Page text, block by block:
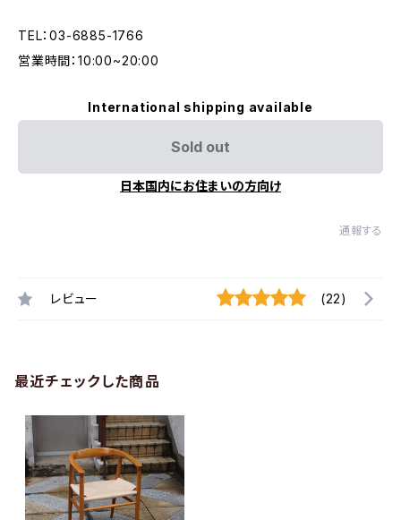
TEL：03-6885-1766
営業時間：10:00~20:00
International shipping available
Sold out
日本国内にお住まいの方向け
通報する
レビュー (22)
最近チェックした商品